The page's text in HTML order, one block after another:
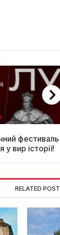
у вир історії!
RELATED